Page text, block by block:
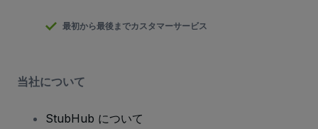
最初から最後までカスタマーサービス
当社について
StubHub について